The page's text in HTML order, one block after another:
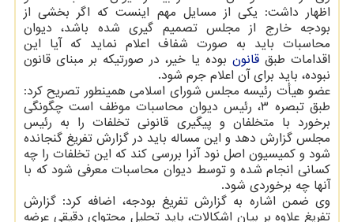
اظهار داشت: یکی از مسایل مهم اینست که اگر بخشی از
بودجه خارج از مجلس تصمیم گیری شده باشد، دیوان
محاسبات باید به صورت شفاف اعلام نماید که آیا این
اقدامات طبق قانون بوده یا خیر، در صورتیکه بر مبنای قانون
نبوده، باید برای آن اعلام جرم شود.
عضو هیأت رئیسه مجلس شورای اسلامی همینطور تصریح کرد:
طبق تبصره ۳، رئیس دیوان محاسبات موظف است چگونگی
برخورد با متخلفان و پیگیری قانونی تخلفات را به رئیس
مجلس گزارش دهد و این مساله باید در گزارش تفریغ گنجانده
شود و کمیسیون اصل نود آنرا بررسی کند که این تخلفات را چه
کسانی انجام شده و توسط دیوان محاسبات معرفی شود که با
آنها چه برخوردی شود.
وی ضمن اشاره به گزارش تفریغ بودجه، اضافه کرد: گزارش
تفریغ علاوه بر بیان اشکالات، باید تحلیل محتوای دقیقی عرضه